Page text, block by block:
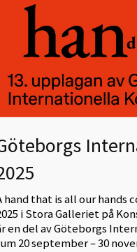
hand that is all our hands
i Stora Galleriet på
en del av Göteborgs
20 september – 30